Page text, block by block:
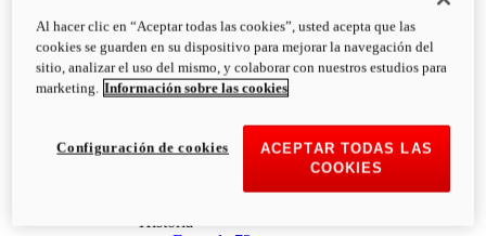
Historia
Al hacer clic en “Aceptar todas las cookies”, usted acepta que las
cookies se guarden en su dispositivo para mejorar la navegación del
sitio, analizar el uso del mismo, y colaborar con nuestros estudios para
marketing. Información sobre las cookies
ACEPTAR TODAS LAS
COOKIES
Configuración de cookies